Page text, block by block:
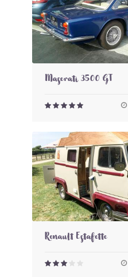
Maserati 3500 GT
Renault Estafette